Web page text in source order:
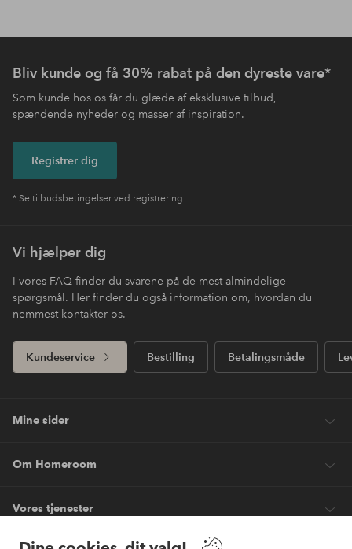
Bliv kunde og få 30% rabat på den dyreste vare*
Som kunde hos os får du glæde af eksklusive tilbud,
spændende nyheder og masser af inspiration.
Registrer dig
* Se tilbudsbetingelser ved registrering
Vi hjælper dig
I vores FAQ finder du svarene på de mest almindelige
spørgsmål. Her finder du også information om, hvordan du
nemmest kontakter os.
Kundeservice Bestilling Betalingsmåde
Mine sider
Om Homeroom
Vores tjenester